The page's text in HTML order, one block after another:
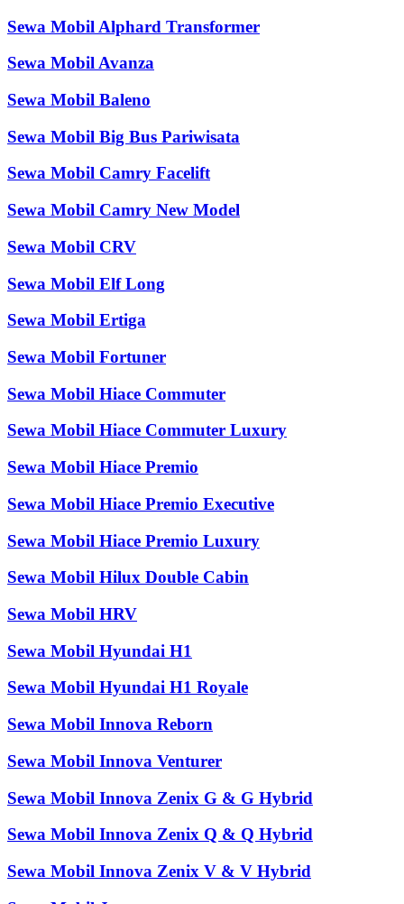
Sewa Mobil Alphard Transformer
Sewa Mobil Avanza
Sewa Mobil Baleno
Sewa Mobil Big Bus Pariwisata
Sewa Mobil Camry Facelift
Sewa Mobil Camry New Model
Sewa Mobil CRV
Sewa Mobil Elf Long
Sewa Mobil Ertiga
Sewa Mobil Fortuner
Sewa Mobil Hiace Commuter
Sewa Mobil Hiace Commuter Luxury
Sewa Mobil Hiace Premio
Sewa Mobil Hiace Premio Executive
Sewa Mobil Hiace Premio Luxury
Sewa Mobil Hilux Double Cabin
Sewa Mobil HRV
Sewa Mobil Hyundai H1
Sewa Mobil Hyundai H1 Royale
Sewa Mobil Innova Reborn
Sewa Mobil Innova Venturer
Sewa Mobil Innova Zenix G & G Hybrid
Sewa Mobil Innova Zenix Q & Q Hybrid
Sewa Mobil Innova Zenix V & V Hybrid